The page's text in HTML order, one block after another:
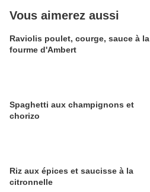
Vous aimerez aussi
Raviolis poulet, courge, sauce à la
fourme d'Ambert
Spaghetti aux champignons et
chorizo
Riz aux épices et saucisse à la
citronnelle